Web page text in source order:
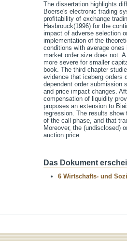
The dissertation highlights
Boerse's electronic trading
profitability of exchange
Hasbrouck(1996) for the
impact of adverse selection
implementation of the
conditions with average
market order size does not.
more severe for smaller
book. The third chapter
evidence that iceberg orders
dependent order submission
and price impact changes.
compensation of liquidity
proposes an extension to
regression. The results
of the call phase, and that
Moreover, the (undisclosed)
auction price.
Das Dokument
6 Wirtschafts- und